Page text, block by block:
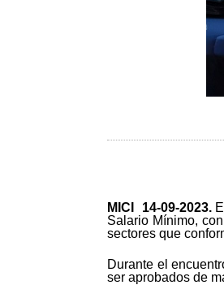
MICI 14-09-2023.
Salario Mínimo,
sectores que
Durante el
ser aprobados de